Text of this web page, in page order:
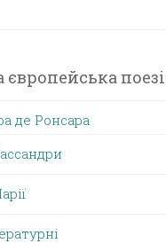
де Ронсара